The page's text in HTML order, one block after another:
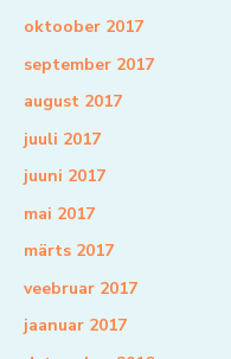
oktoober 2017
september 2017
august 2017
juuli 2017
juuni 2017
mai 2017
märts 2017
veebruar 2017
jaanuar 2017